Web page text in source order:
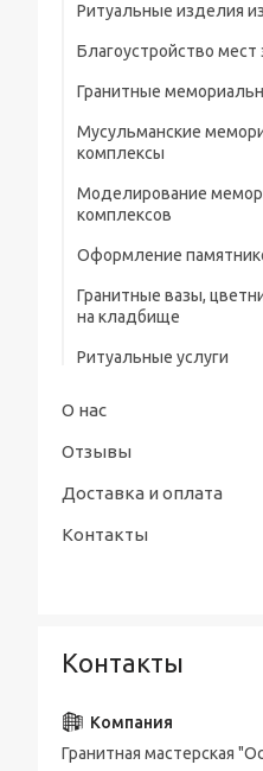
Ритуальные изделия
Металлические
Металлические
Металлические
кладбище
Металлические
Благоустройство мест
Гранитные
Мусульманские
комплексы
Моделирование
комплексов
Оформление
Портреты на
Гранитные вазы,
на кладбище
Ритуальные услуги
О нас
Отзывы
Доставка и оплата
Контакты
Контакты
Гранитная мастерская